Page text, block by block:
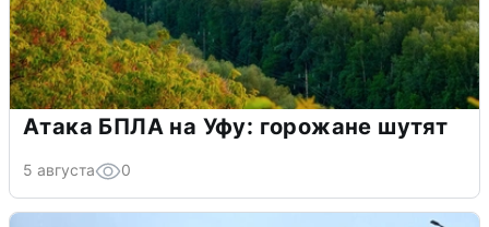
Атака БПЛА на Уфу: горожане шутят
5 августа 0